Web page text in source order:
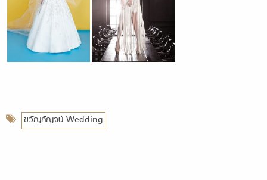
ขวัญกัญจน์ Wedding